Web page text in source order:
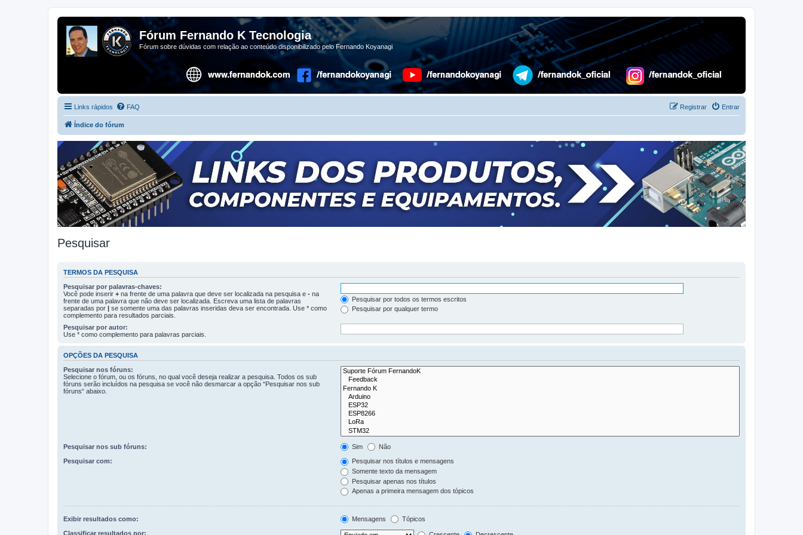
Fórum Fernando K Tecnologia
Fórum sobre dúvidas com relação ao conteúdo disponibilizado pelo Fernando Koyanagi
Links rápidos FAQ Entrar
Registrar
Índice do fórum
Pesquisar
TERMOS DA PESQUISA
Pesquisar por palavras-chaves:
Você pode inserir + na frente de uma palavra que deve ser localizada na pesquisa e - na
frente de uma palavra que não deve ser localizada. Escreva uma lista de palavras
separadas por | se somente uma das palavras inseridas deva ser encontrada. Use * como
complemento para resultados parciais.
Pesquisar por todos os termos escritos
Pesquisar por qualquer termo
Pesquisar por autor:
Use * como complemento para palavras parciais.
OPÇÕES DA PESQUISA
Pesquisar nos fóruns:
Selecione o fórum, ou os fóruns, no qual você deseja realizar a pesquisa. Todos os sub
fóruns serão incluídos na pesquisa se você não desmarcar a opção “Pesquisar nos sub
fóruns“ abaixo.
Pesquisar nos sub fóruns: Sim Não
Pesquisar com:
Pesquisar nos títulos e mensagens
Somente texto da mensagem
Pesquisar apenas nos títulos
Apenas a primeira mensagem dos tópicos
Exibir resultados como: Mensagens Tópicos
Classificar resultados por: